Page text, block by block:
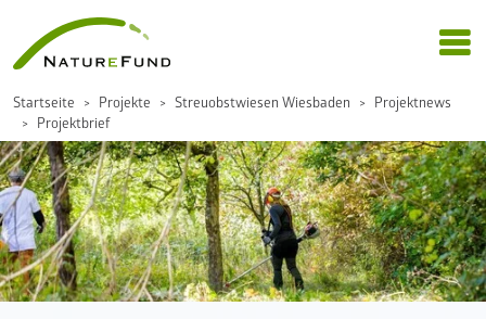
Startseite Projekte Streuobstwiesen Wiesbaden
Projektnews
Projektbrief